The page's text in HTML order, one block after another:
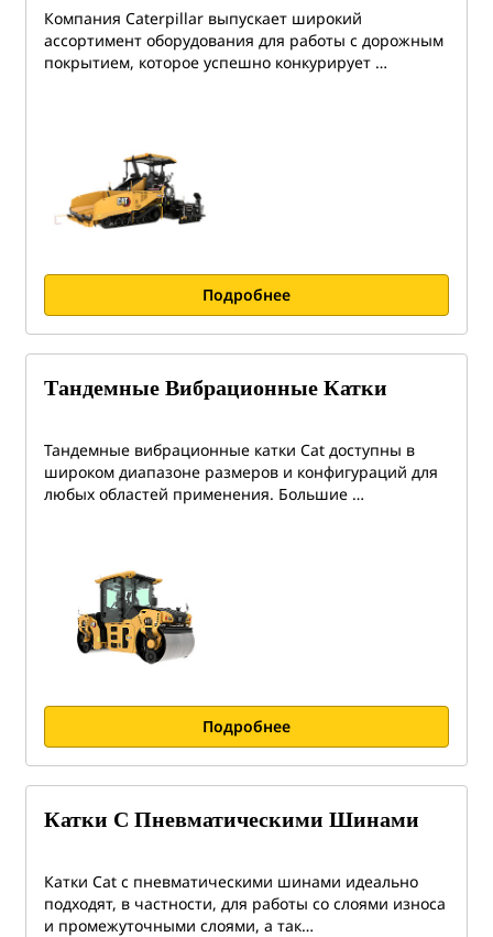
Компания Caterpillar выпускает широкий
ассортимент оборудования для работы с дорожным
покрытием, которое успешно конкурирует …
Подробнее
Тандемные Вибрационные Катки
Тандемные вибрационные катки Cat доступны в
широком диапазоне размеров и конфигураций для
любых областей применения. Большие …
Подробнее
Катки С Пневматическими Шинами
Катки Cat с пневматическими шинами идеально
подходят, в частности, для работы со слоями износа
и промежуточными слоями, а так…